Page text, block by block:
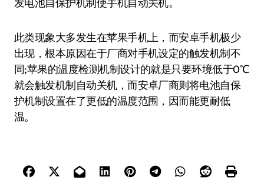
此类现象大多发生在苹果手机上，而安卓手机极少
出现，根本原因在于厂商对手机设定的触发机制不
同;苹果的温度检测机制设计的就是只要环境低于0℃
就会触发机制自动关机，而安卓厂商则将电池自保
护机制设置在了更低的温度范围，因而能更耐低
温。